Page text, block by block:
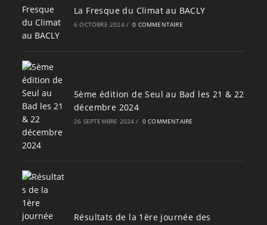
La Fresque du Climat au BACLY
6 OCTOBRE 2024 / 0 COMMENTAIRE
5ème édition de Seul au Bad les 21 & 22
décembre 2024
26 SEPTEMBRE 2024 / 0 COMMENTAIRE
Résultats de la 1ère journée des